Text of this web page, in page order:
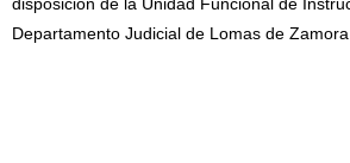
Departamento Judicial de Lomas de Zamora.